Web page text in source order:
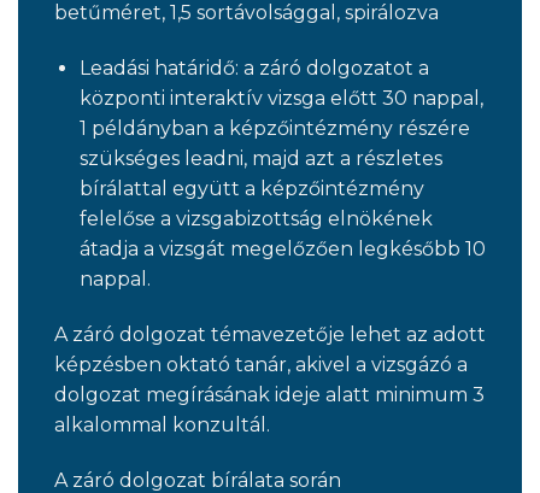
betűméret, 1,5 sortávolsággal, spirálozva
Leadási határidő: a záró dolgozatot a
központi interaktív vizsga előtt 30 nappal,
1 példányban a képzőintézmény részére
szükséges leadni, majd azt a részletes
bírálattal együtt a képzőintézmény
felelőse a vizsgabizottság elnökének
átadja a vizsgát megelőzően legkésőbb 10
nappal.
A záró dolgozat témavezetője lehet az adott
képzésben oktató tanár, akivel a vizsgázó a
dolgozat megírásának ideje alatt minimum 3
alkalommal konzultál.
A záró dolgozat bírálata során